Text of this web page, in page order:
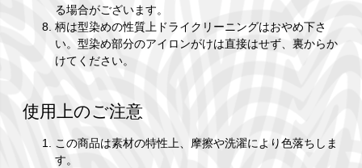
る場合がございます。
柄は型染めの性質上ドライクリーニングはおやめ下さ
い。型染め部分のアイロンがけは直接はせず、裏からか
けてください。
使用上のご注意
この商品は素材の特性上、摩擦や洗濯により色落ちしま
す。